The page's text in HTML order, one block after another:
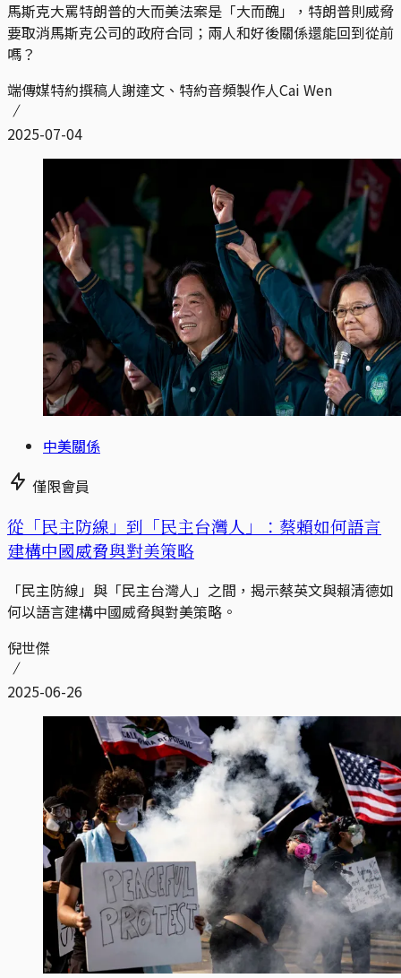
馬斯克大罵特朗普的大而美法案是「大而醜」，特朗普則威脅
要取消馬斯克公司的政府合同；兩人和好後關係還能回到從前
嗎？
端傳媒特約撰稿人謝達文、特約音頻製作人Cai Wen
2025-07-04
中美關係
僅限會員
從「民主防線」到「民主台灣人」：蔡賴如何語言
建構中國威脅與對美策略
「民主防線」與「民主台灣人」之間，揭示蔡英文與賴清德如
何以語言建構中國威脅與對美策略。
倪世傑
2025-06-26